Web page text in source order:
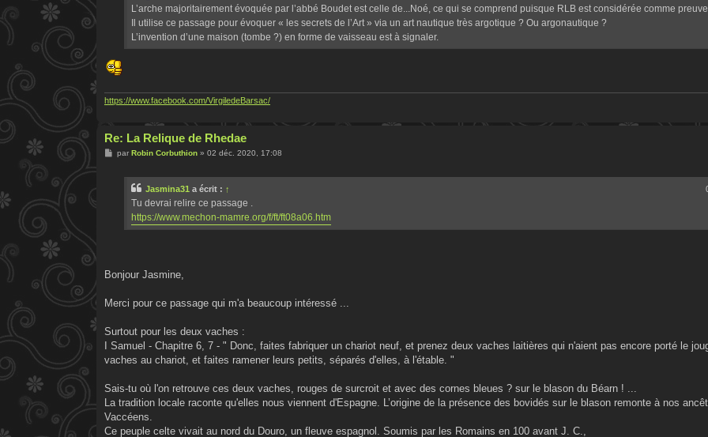
L’arche majoritairement évoquée par l’abbé Boudet est celle de...Noé, ce qui se comprend puisque RLB est considérée comme
Il utilise ce passage pour évoquer « les secrets de l’Art » via un art nautique très argotique ? Ou argonautique ?
L’invention d’une maison (tombe ?) en forme de vaisseau est à signaler.
https://www.facebook.com/VirgiledeBarsac/
Re: La Relique de Rhedae
Mpar Robin Corbuthion» 02 déc. 2020, 17:08
Jasmina31 a écrit : ↑
Tu devrai relire ce passage .
https://www.mechon-mamre.org/f/ft/ft08a06.htm
Bonjour Jasmine,
Merci pour ce passage qui m'a beaucoup intéressé ...
Surtout pour les deux vaches :
I Samuel - Chapitre 6, 7 - " Donc, faites fabriquer un chariot neuf, et prenez deux vaches laitières qui n'aient pas encore porté le
vaches au chariot, et faites ramener leurs petits, séparés d'elles, à l'étable. "
Sais-tu où l'on retrouve ces deux vaches, rouges de surcroit et avec des cornes bleues ? sur le blason du Béarn ! ...
La tradition locale raconte qu'elles nous viennent d'Espagne. L’origine de la présence des bovidés sur le blason remonte à nos
Vaccéens.
Ce peuple celte vivait au nord du Douro, un fleuve espagnol. Soumis par les Romains en 100 avant J. C.,